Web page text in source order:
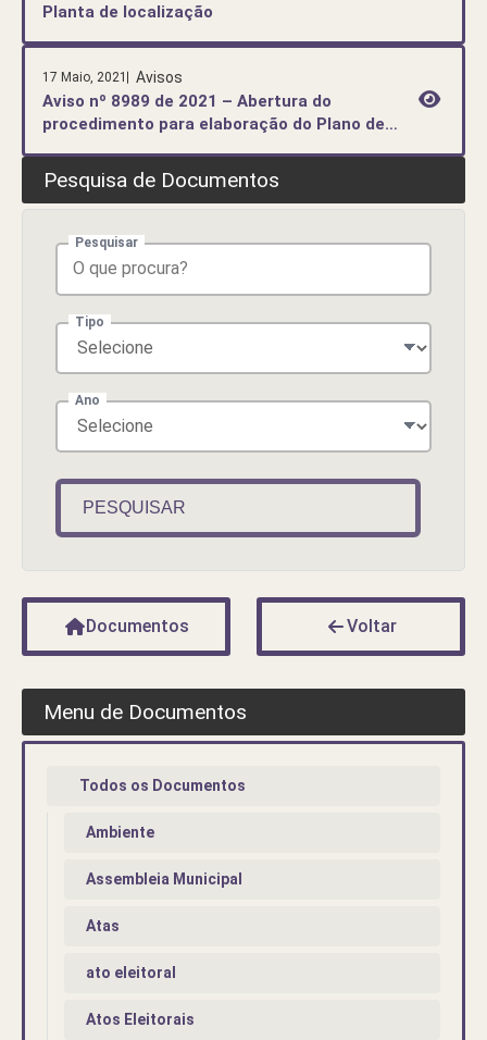
Planta de localização
17 Maio, 2021 Avisos
Aviso nº 8989 de 2021 – Abertura do
procedimento para elaboração do Plano de
Pesquisa de Documentos
Pesquisar
Tipo
Ano
PESQUISAR
Documentos Voltar
Menu de Documentos
Todos os Documentos
Ambiente
Assembleia Municipal
Atas
ato eleitoral
Atos Eleitorais